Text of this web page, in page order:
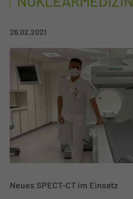
26.02.2021
Neues SPECT-CT im Einsatz